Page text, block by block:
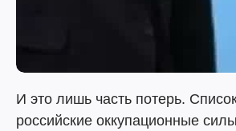
И это лишь часть потерь.
российские оккупационные